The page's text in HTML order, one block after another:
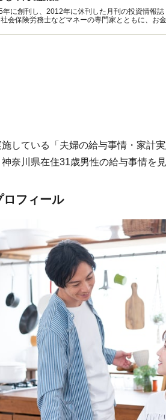
年に創刊し、2012年に休刊した月刊の投資情報
会保険労務士などマネーの専門家とともに、お
している「夫婦の給与事情・家計
奈川県在住31歳男性の給与事情を見
ロフィール